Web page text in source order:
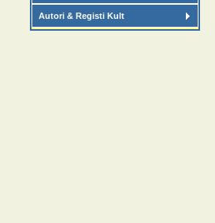
Autori & Registi Kult